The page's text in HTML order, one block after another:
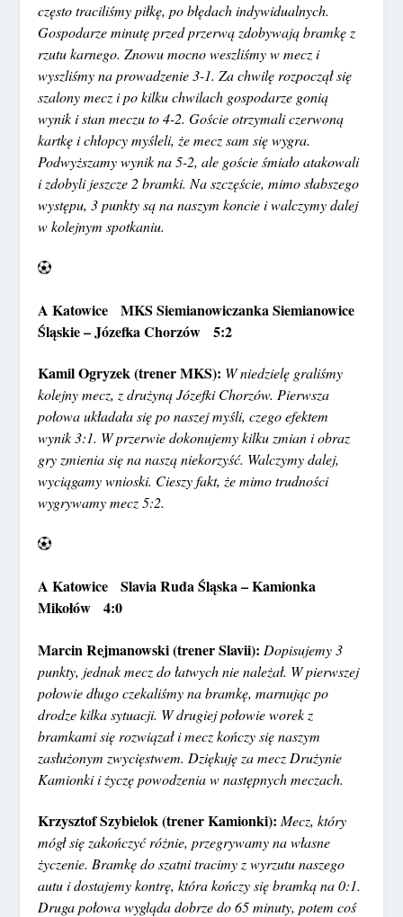
często traciliśmy piłkę, po błędach indywidualnych.
Gospodarze minutę przed przerwą zdobywają bramkę z
rzutu karnego. Znowu mocno weszliśmy w mecz i
wyszliśmy na prowadzenie 3-1. Za chwilę rozpoczął się
szalony mecz i po kilku chwilach gospodarze gonią
wynik i stan meczu to 4-2. Goście otrzymali czerwoną
kartkę i chłopcy myśleli, że mecz sam się wygra.
Podwyższamy wynik na 5-2, ale goście śmiało atakowali
i zdobyli jeszcze 2 bramki. Na szczęście, mimo słabszego
występu, 3 punkty są na naszym koncie i walczymy dalej
w kolejnym spotkaniu.
A Katowice MKS Siemianowiczanka Siemianowice
Śląskie – Józefka Chorzów 5:2
Kamil Ogryzek (trener MKS): W niedzielę graliśmy
kolejny mecz, z drużyną Józefki Chorzów. Pierwsza
połowa układała się po naszej myśli, czego efektem
wynik 3:1. W przerwie dokonujemy kilku zmian i obraz
gry zmienia się na naszą niekorzyść. Walczymy dalej,
wyciągamy wnioski. Cieszy fakt, że mimo trudności
wygrywamy mecz 5:2.
A Katowice Slavia Ruda Śląska – Kamionka
Mikołów 4:0
Marcin Rejmanowski (trener Slavii): Dopisujemy 3
punkty, jednak mecz do łatwych nie należał. W pierwszej
połowie długo czekaliśmy na bramkę, marnując po
drodze kilka sytuacji. W drugiej połowie worek z
bramkami się rozwiązał i mecz kończy się naszym
zasłużonym zwycięstwem. Dziękuję za mecz Drużynie
Kamionki i życzę powodzenia w następnych meczach.
Krzysztof Szybielok (trener Kamionki):Mecz, który
mógł się zakończyć różnie, przegrywamy na własne
życzenie. Bramkę do szatni tracimy z wyrzutu naszego
autu i dostajemy kontrę, która kończy się bramką na 0:1.
Druga połowa wygląda dobrze do 65 minuty, potem coś